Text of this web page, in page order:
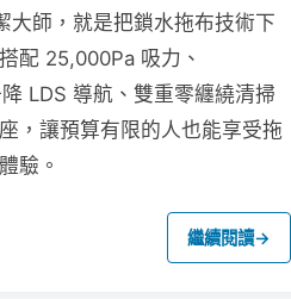
大師，就是把鎖水拖布技術下
配 25,000Pa 吸力、
LDS 導航、雙重零纏繞清掃
，讓預算有限的人也能享受拖
驗。
繼續閱讀→